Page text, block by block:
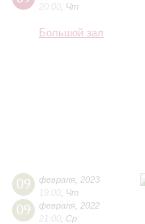
20:00 Чт
Большой зал
09 февраля 2023
19:00 Чт
09 февраля 2022
21:00 Ср